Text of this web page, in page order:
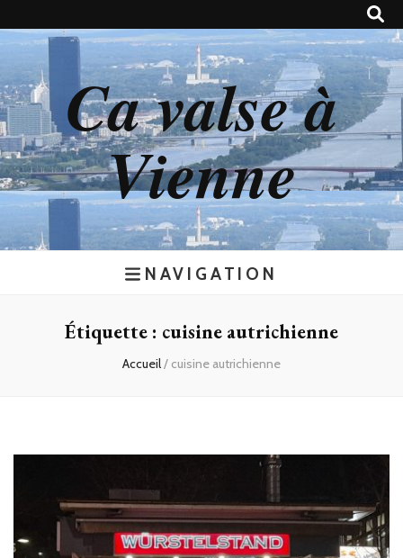
Ca valse à
Vienne
NAVIGATION
Étiquette : cuisine autrichienne
Accueil/ cuisine autrichienne